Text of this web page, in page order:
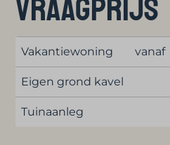
Vraagprijs
Vakantiewoning vanaf
Eigen grond kavel
Tuinaanleg